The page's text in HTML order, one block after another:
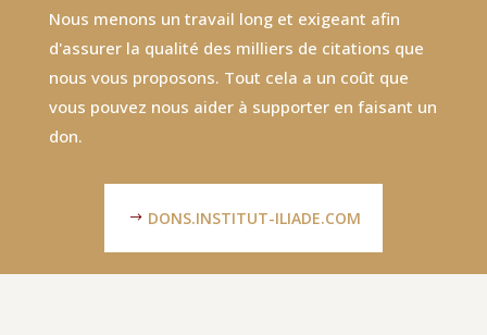
Nous menons un travail long et exigeant afin
d'assurer la qualité des milliers de citations que
nous vous proposons. Tout cela a un coût que
vous pouvez nous aider à supporter en faisant un
don.
DONS.INSTITUT-ILIADE.COM